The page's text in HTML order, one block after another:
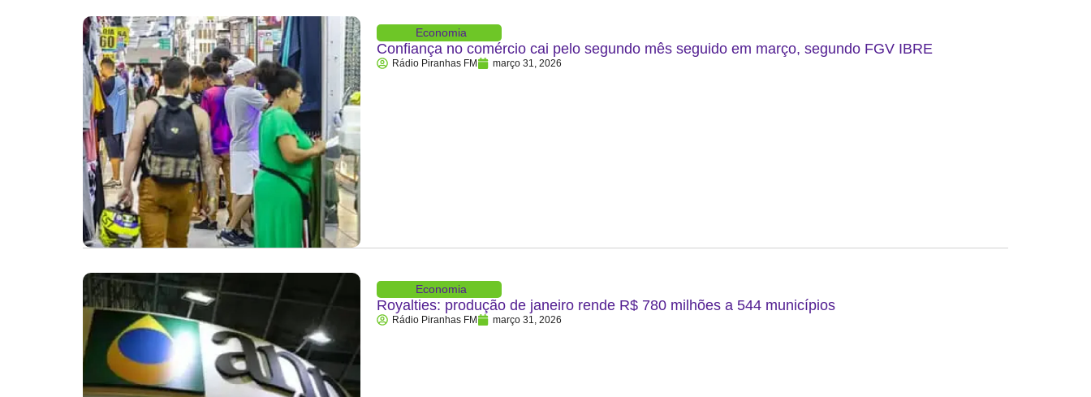
Economia
Confiança no comércio cai pelo segundo mês seguido em março, segundo FGV IBRE
Rádio Piranhas FM março 31, 2026
Economia
Royalties: produção de janeiro rende R$ 780 milhões a 544 municípios
Rádio Piranhas FM março 31, 2026